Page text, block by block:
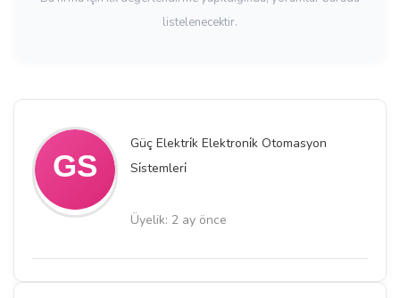
Güç Elektri̇k Elektroni̇k Otomasyon
Si̇stemleri̇
Üyelik: 2 ay önce
listelenecektir.